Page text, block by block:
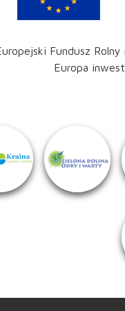
Fundusz
Europa